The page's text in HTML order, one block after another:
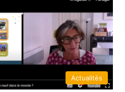
Actualités